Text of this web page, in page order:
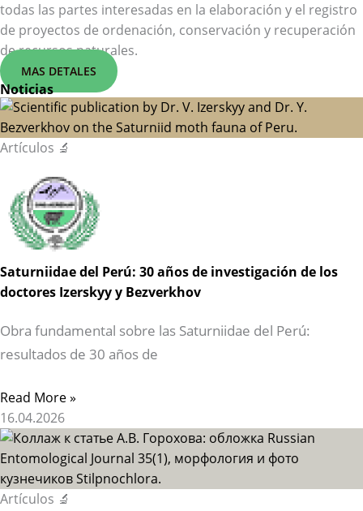
todas las partes interesadas en la elaboración y el registro
de proyectos de ordenación, conservación y recuperación
de recursos naturales.
MAS DETALES
Noticias
Artículos 🔬
Saturniidae del Perú: 30 años de investigación de los
doctores Izerskyy y Bezverkhov
Obra fundamental sobre las Saturniidae del Perú:
resultados de 30 años de
Read More »
16.04.2026
Artículos 🔬